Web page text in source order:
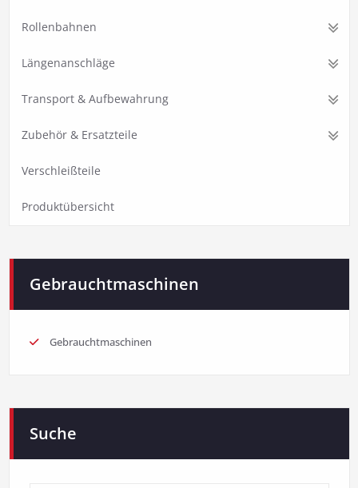
Rollenbahnen
Längenanschläge
Transport & Aufbewahrung
Zubehör & Ersatzteile
Verschleißteile
Produktübersicht
Gebrauchtmaschinen
Gebrauchtmaschinen
Suche